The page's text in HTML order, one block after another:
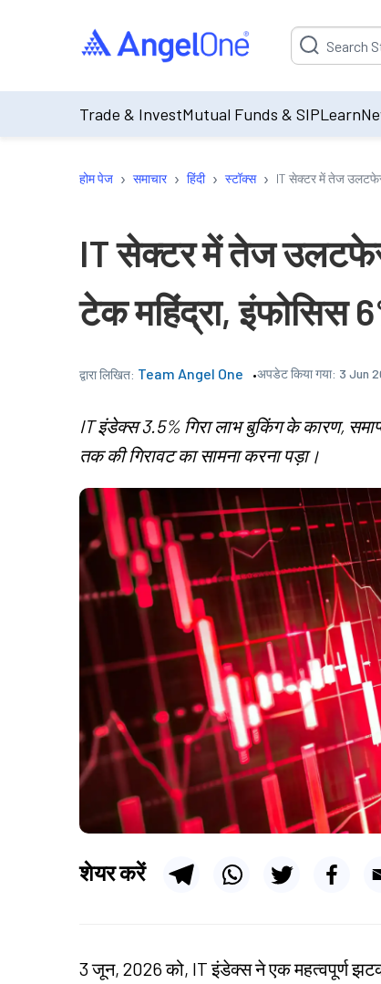
Suggestion
Trade & InvestMutual Funds & SIPLearn
होम पेज › समाचार › हिंदी › स्टॉक्स › IT सेक्टर में तेज उलटफेर;
IT सेक्टर में तेज
टेक महिंद्रा, इंफोसिस
द्वारा लिखित: Team Angel One अपडेट किया गया: 3 Jun
IT इंडेक्स 3.5% गिरा लाभ बुकिंग के कारण,
तक की गिरावट का सामना करना पड़ा।
शेयर करें
3 जून, 2026 को, IT इंडेक्स ने एक महत्वपूर्ण